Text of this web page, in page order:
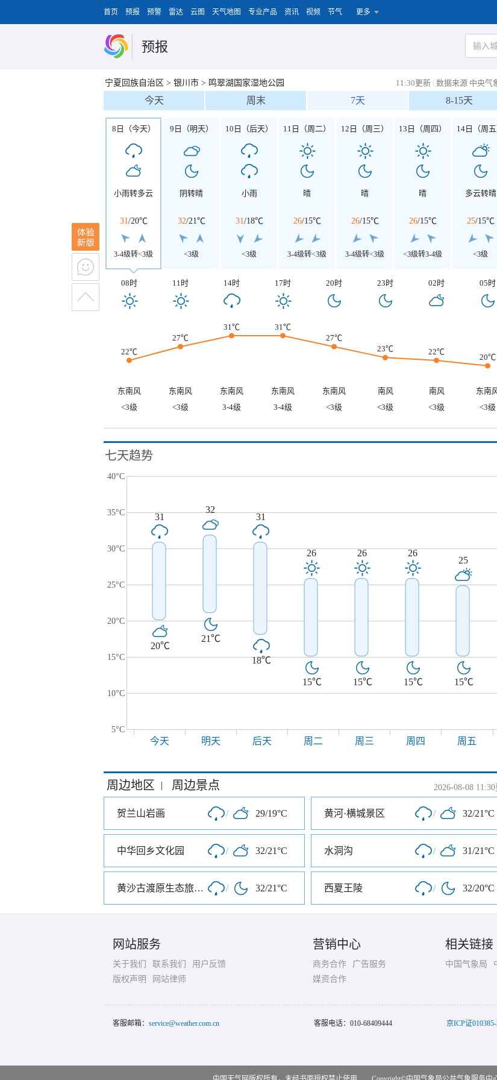
首页 预报 预警 雷达 云图 天气地图 专业产品 资讯 视频 节气 更多
预报
宁夏回族自治区 > 银川市 > 鸣翠湖国家湿地公园 11:30更新 | 数据来源 中央气
今天 周末 7天 8-15天
8日（今天）
小雨转多云
31/20℃
3-4级转<3级
9日（明天）
阴转晴
32/21℃
<3级
10日（后天）
小雨
31/18℃
<3级
11日（周二）
晴
26/15℃
3-4级转<3级
12日（周三）
晴
26/15℃
3-4级转<3级
13日（周四）
晴
26/15℃
<3级转3-4级
14日（周五
多云转晴
25/15℃
<3级
08时 11时 14时 17时 20时 23时 02时 05时
22℃
27℃
31℃
31℃
27℃
23℃
22℃
20℃
东南风 东南风 东南风 东南风 东南风 南风 南风
东南
<3级
<3级 3-4级 3-4级 <3级 <3级 <3级 <3级
七天趋势
40°C
35°C
30°C
25°C
20°C
15°C
10°C
5°C
31
20℃
32
21℃
31
18℃
26
15℃
26
15℃
26
15℃
25
15℃
今天 明天 后天 周二 周三 周四 周五
周边地区 | 周边景点 2026-08-08
贺兰山岩画 / 29/19°C 黄河·横城景区 / 32/21°C
中华回乡文化园 / 32/21°C 水洞沟 / 31/21°C
黄沙古渡原生态旅游区 / 32/21°C 西夏王陵 / 32/20°C
网站服务
关于我们 联系我们
用户反馈
版权声明
网站律师
营销中心
商务合作
广告服务
媒资合作
相关链接
中国气象局
客服邮箱： service@weather.com.cn 客服电话： 010-68409444 京ICP证